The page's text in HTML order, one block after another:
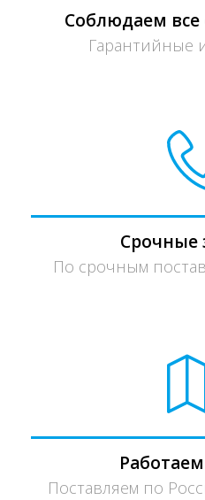
Соблюдаем все
Гарантийные
Срочные
По срочным
Поставляем по